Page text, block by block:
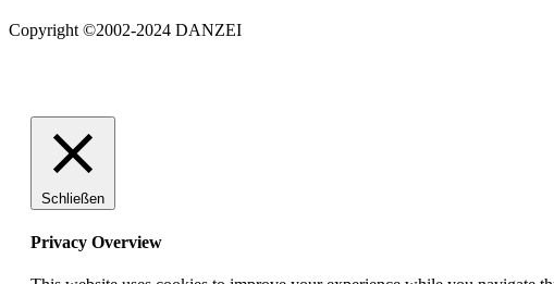
Copyright ©2002-2024 DANZEI
Schließen
Privacy Overview